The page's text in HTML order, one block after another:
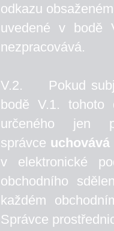
odkazu
uvedené v bodě
nezpracovává.
V.2. Pokud
bodě V.1. tohoto
určeného jen
správce uchovává
v elektronické
obchodního
každém
Správce